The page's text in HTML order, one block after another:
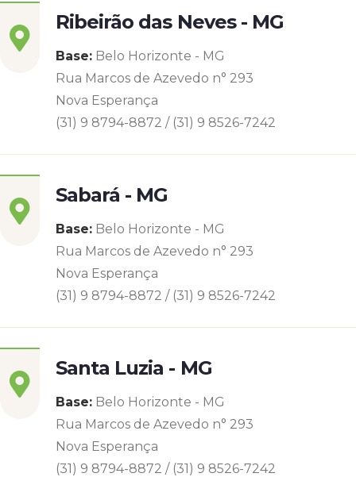
Ribeirão das Neves - MG
Base: Belo Horizonte - MG
Rua Marcos de Azevedo n° 293
Nova Esperança
(31) 9 8794-8872 / (31) 9 8526-7242
Sabará - MG
Base: Belo Horizonte - MG
Rua Marcos de Azevedo n° 293
Nova Esperança
(31) 9 8794-8872 / (31) 9 8526-7242
Santa Luzia - MG
Base: Belo Horizonte - MG
Rua Marcos de Azevedo n° 293
Nova Esperança
(31) 9 8794-8872 / (31) 9 8526-7242